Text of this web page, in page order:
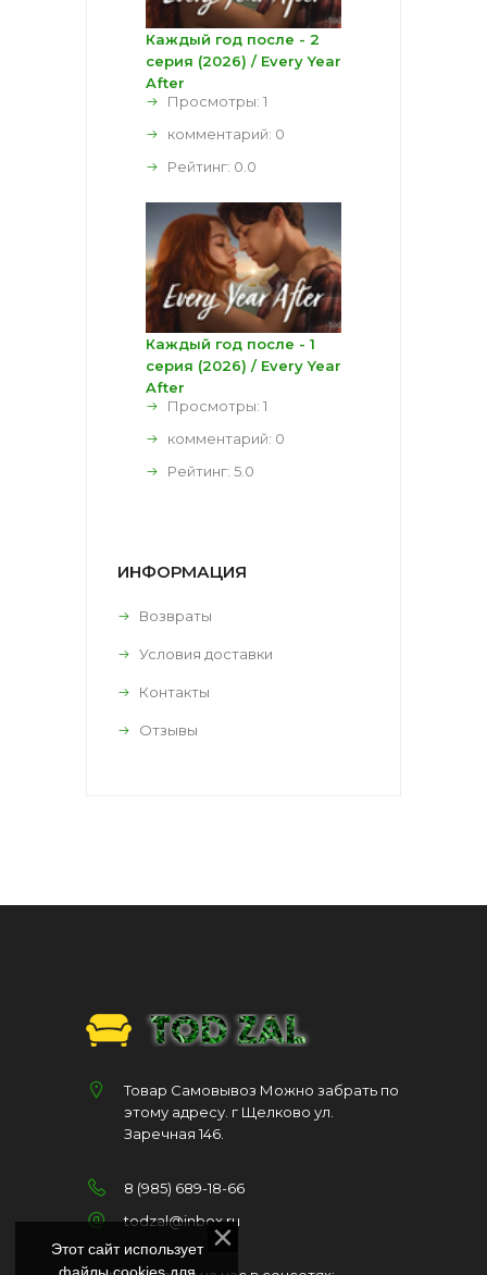
Каждый год после - 2
серия (2026) / Every Year
After
Просмотры: 1
комментарий: 0
Рейтинг: 0.0
Каждый год после - 1
серия (2026) / Every Year
After
Просмотры: 1
комментарий: 0
Рейтинг: 5.0
ИНФОРМАЦИЯ
Возвраты
Условия доставки
Контакты
Отзывы
Товар Самовывоз Можно забрать по
этому адресу. г Щелково ул.
Заречная 146.
8 (985) 689-18-66
todzal@inbox.ru
Этот сайт использует
файлы cookies для